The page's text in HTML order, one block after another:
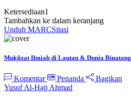
Ketersediaan1
Tambahkan ke dalam keranjang
Unduh MARCSitasi
Mukjizat Ilmiah di Lautan & Dunia Binatang
Komentar Penanda
Bagikan
Yusuf Al-Hajj Ahmad